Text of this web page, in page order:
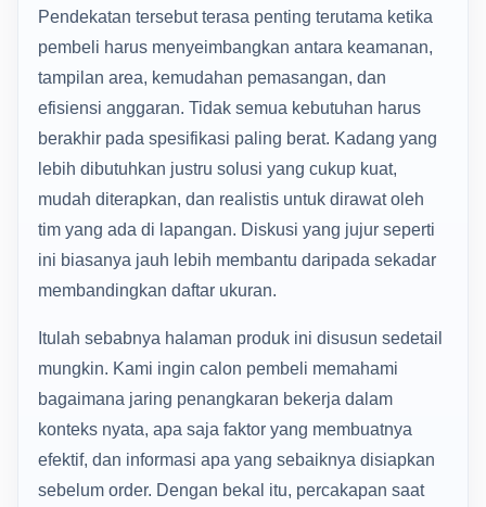
Pendekatan tersebut terasa penting terutama ketika
pembeli harus menyeimbangkan antara keamanan,
tampilan area, kemudahan pemasangan, dan
efisiensi anggaran. Tidak semua kebutuhan harus
berakhir pada spesifikasi paling berat. Kadang yang
lebih dibutuhkan justru solusi yang cukup kuat,
mudah diterapkan, dan realistis untuk dirawat oleh
tim yang ada di lapangan. Diskusi yang jujur seperti
ini biasanya jauh lebih membantu daripada sekadar
membandingkan daftar ukuran.
Itulah sebabnya halaman produk ini disusun sedetail
mungkin. Kami ingin calon pembeli memahami
bagaimana jaring penangkaran bekerja dalam
konteks nyata, apa saja faktor yang membuatnya
efektif, dan informasi apa yang sebaiknya disiapkan
sebelum order. Dengan bekal itu, percakapan saat